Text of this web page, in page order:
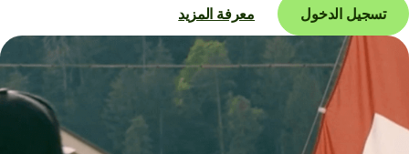
تسجيل الدخول معرفة المزيد